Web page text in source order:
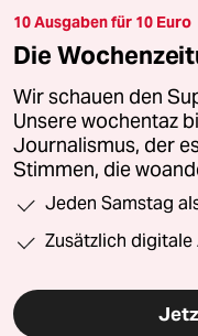
10 Ausgaben für 10 Euro
Die
Wir schauen den
Unsere wochentaz
Journalismus, der
Stimmen, die
Jeden Samstag
Zusätzlich digitale